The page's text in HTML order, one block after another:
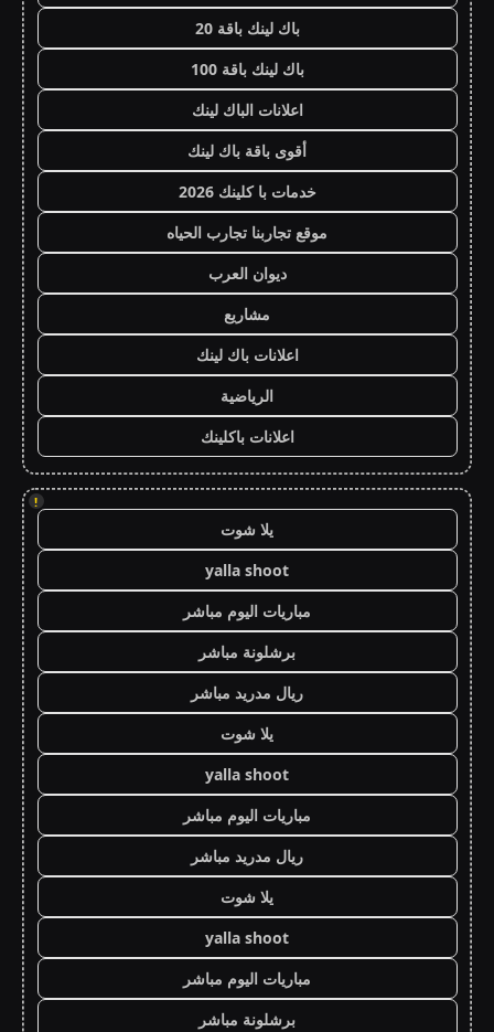
باك لينك باقة 20
باك لينك باقة 100
اعلانات الباك لينك
أقوى باقة باك لينك
خدمات با كلينك 2026
موقع تجاربنا تجارب الحياه
ديوان العرب
مشاريع
اعلانات باك لينك
الرياضية
اعلانات باكلينك
!
يلا شوت
yalla shoot
مباريات اليوم مباشر
برشلونة مباشر
ريال مدريد مباشر
يلا شوت
yalla shoot
مباريات اليوم مباشر
ريال مدريد مباشر
يلا شوت
yalla shoot
مباريات اليوم مباشر
برشلونة مباشر